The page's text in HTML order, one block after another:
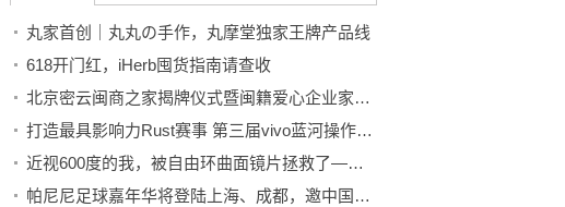
丸家首创｜丸丸の手作，丸摩堂独家王牌产品线
618开门红，iHerb囤货指南请查收
北京密云闽商之家揭牌仪式暨闽籍爱心企业家向北京密云水库保护公益基金会捐款370万元仪式圆满举行！
打造最具影响力Rust赛事 第三届vivo蓝河操作系统创新赛正式启动
近视600度的我，被自由环曲面镜片拯救了——夜视终于不再是噩梦
帕尼尼足球嘉年华将登陆上海、成都，邀中国球迷共赴FIFA世界杯2026 ™贴纸收藏盛宴